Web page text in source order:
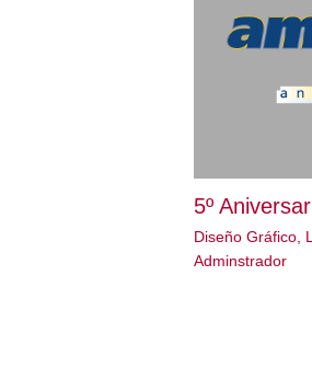
5º
Diseño Gráfico,
Adminstrador